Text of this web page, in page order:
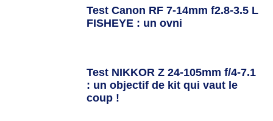
Test Canon RF 7-14mm f2.8-3.5 L
FISHEYE : un ovni
Test NIKKOR Z 24-105mm f/4-7.1
: un objectif de kit qui vaut le
coup !